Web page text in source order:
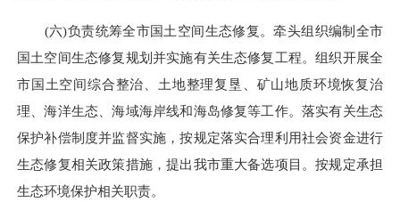
(六)负责统筹全市国土空间生态修复。牵头组织编制全市
国土空间生态修复规划并实施有关生态修复工程。组织开展全
市国土空间综合整治、土地整理复垦、矿山地质环境恢复治
理、海洋生态、海域海岸线和海岛修复等工作。落实有关生态
保护补偿制度并监督实施，按规定落实合理利用社会资金进行
生态修复相关政策措施，提出我市重大备选项目。按规定承担
生态环境保护相关职责。